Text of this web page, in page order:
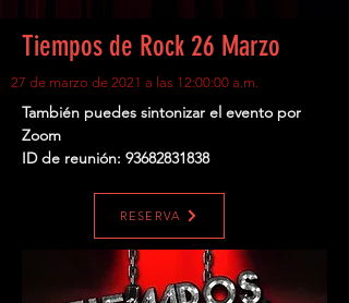
Tiempos de Rock 26 Marzo
27 de marzo de 2021 a las 12:00:00 a.m.
También puedes sintonizar el evento por
Zoom
ID de reunión: 93682831838
RESERVA